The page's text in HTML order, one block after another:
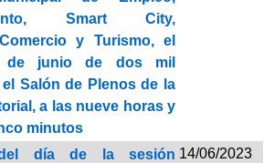
Smart City,
y Turismo, el
de junio de dos mil
Salón de Plenos de la
a las nueve horas y
minutos
día de la sesión 14/06/2023